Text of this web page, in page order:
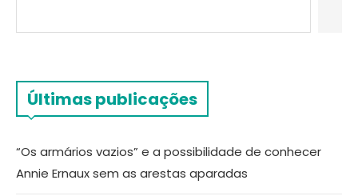
Últimas publicações
“Os armários vazios” e a possibilidade de conhecer
Annie Ernaux sem as arestas aparadas